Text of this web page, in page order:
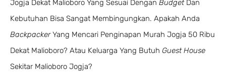
Jogja Dekat Malioboro Yang Sesuai Dengan BudgetDan
Kebutuhan Bisa Sangat Membingungkan. Apakah Anda
BackpackerYang Mencari Penginapan Murah Jogja 50 Ribu
Dekat Malioboro? Atau Keluarga Yang Butuh Guest House
Sekitar Malioboro Jogja?